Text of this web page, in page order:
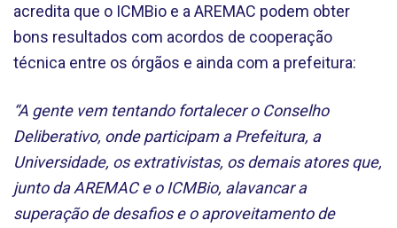
acredita que o ICMBio e a AREMAC podem obter
bons resultados com acordos de cooperação
técnica entre os órgãos e ainda com a prefeitura:
“A gente vem tentando fortalecer o Conselho
Deliberativo, onde participam a Prefeitura, a
Universidade, os extrativistas, os demais atores que,
junto da AREMAC e o ICMBio, alavancar a
superação de desafios e o aproveitamento de